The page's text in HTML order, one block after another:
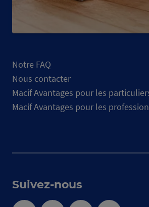
Notre FAQ
Nous contacter
Macif Avantages pour les
Macif Avantages pour les
Suivez-nous